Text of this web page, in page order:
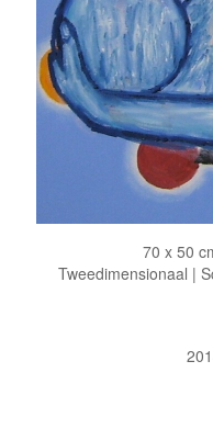
70 x 50
Tweedimensionaal |